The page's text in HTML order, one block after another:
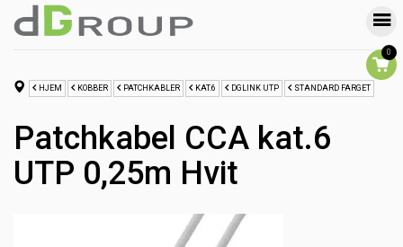
0
HJEM KOBBER PATCHKABLER KAT.6 DGLINK UTP STANDARD FARGET
Patchkabel CCA kat.6
UTP 0,25m Hvit